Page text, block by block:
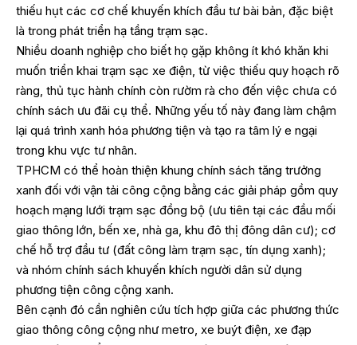
thiếu hụt các cơ chế khuyến khích đầu tư bài bản, đặc biệt
là trong phát triển hạ tầng trạm sạc.
Nhiều doanh nghiệp cho biết họ gặp không ít khó khăn khi
muốn triển khai trạm sạc xe điện, từ việc thiếu quy hoạch rõ
ràng, thủ tục hành chính còn rườm rà cho đến việc chưa có
chính sách ưu đãi cụ thể. Những yếu tố này đang làm chậm
lại quá trình xanh hóa phương tiện và tạo ra tâm lý e ngại
trong khu vực tư nhân.
TPHCM có thể hoàn thiện khung chính sách tăng trưởng
xanh đối với vận tải công cộng bằng các giải pháp gồm quy
hoạch mạng lưới trạm sạc đồng bộ (ưu tiên tại các đầu mối
giao thông lớn, bến xe, nhà ga, khu đô thị đông dân cư); cơ
chế hỗ trợ đầu tư (đất công làm trạm sạc, tín dụng xanh);
và nhóm chính sách khuyến khích người dân sử dụng
phương tiện công cộng xanh.
Bên cạnh đó cần nghiên cứu tích hợp giữa các phương thức
giao thông công cộng như metro, xe buýt điện, xe đạp